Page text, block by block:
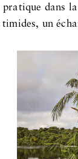
pratique dans
timides, un